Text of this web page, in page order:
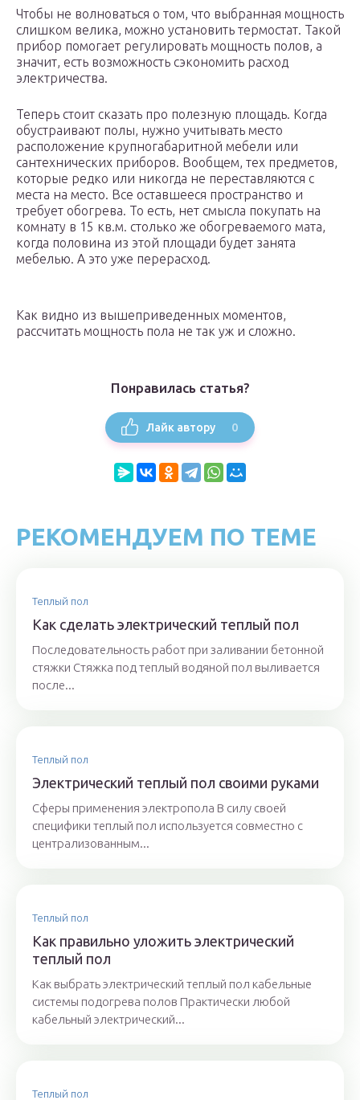
Чтобы не волноваться о том, что выбранная мощность
слишком велика, можно установить термостат. Такой
прибор помогает регулировать мощность полов, а
значит, есть возможность сэкономить расход
электричества.
Теперь стоит сказать про полезную площадь. Когда
обустраивают полы, нужно учитывать место
расположение крупногабаритной мебели или
сантехнических приборов. Вообщем, тех предметов,
которые редко или никогда не переставляются с
места на место. Все оставшееся пространство и
требует обогрева. То есть, нет смысла покупать на
комнату в 15 кв.м. столько же обогреваемого мата,
когда половина из этой площади будет занята
мебелью. А это уже перерасход.
Как видно из вышеприведенных моментов,
рассчитать мощность пола не так уж и сложно.
Понравилась статья?
Лайк автору 0
РЕКОМЕНДУЕМ ПО ТЕМЕ
Теплый пол
Как сделать электрический теплый пол
Последовательность работ при заливании бетонной
стяжки Стяжка под теплый водяной пол выливается
после...
Теплый пол
Электрический теплый пол своими руками
Сферы применения электропола В силу своей
специфики теплый пол используется совместно с
централизованным...
Теплый пол
Как правильно уложить электрический
теплый пол
Как выбрать электрический теплый пол кабельные
системы подогрева полов Практически любой
кабельный электрический...
Теплый пол